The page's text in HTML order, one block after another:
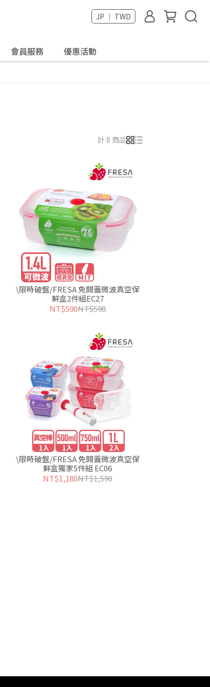
JP ｜ TWD
會員服務 優惠活動
計 8 商品
\限時破盤/FRESA 免開蓋微波真空保
鮮盒2件組EC27
NT$590NT$598
\限時破盤/FRESA 免開蓋微波真空保
鮮盒獨家5件組 EC06
NT$1,180NT$1,590